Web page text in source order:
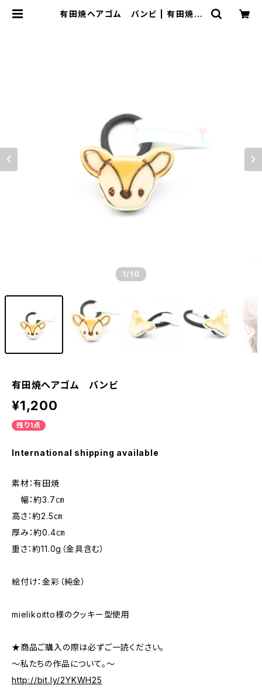
有田焼ヘアゴム バンビ | 有田焼ア
1 /10
有田焼ヘアゴム バンビ
¥1,200
残り1点
International shipping available
素材：有田焼
幅：約3.7㎝
高さ：約2.5㎝
厚み：約0.4㎝
重さ：約11.0g（金具含む）
絵付け：金彩（純金）
mielikoitto様のクッキー型使用
★商品ご購入の際は必ずご一読ください。
～私たちの作品について。～
http://bit.ly/2YKWH25